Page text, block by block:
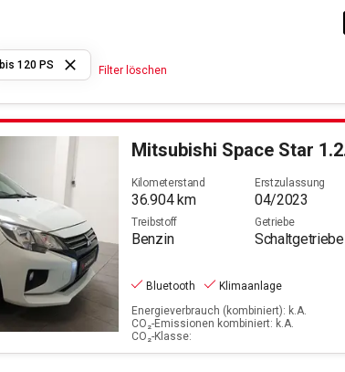
bis 120 PS Filter löschen
Mitsubishi Space Star 1.2 Select (EURO 6d)
Kilometerstand
36.904km
Erstzulassung
04/2023
Treibstoff
Benzin
Getriebe
Schaltgetriebe
Bluetooth
Klimaanlage
Energieverbrauch (kombiniert): k.A.
CO₂-Emissionen kombiniert: k.A.
CO₂-Klasse: